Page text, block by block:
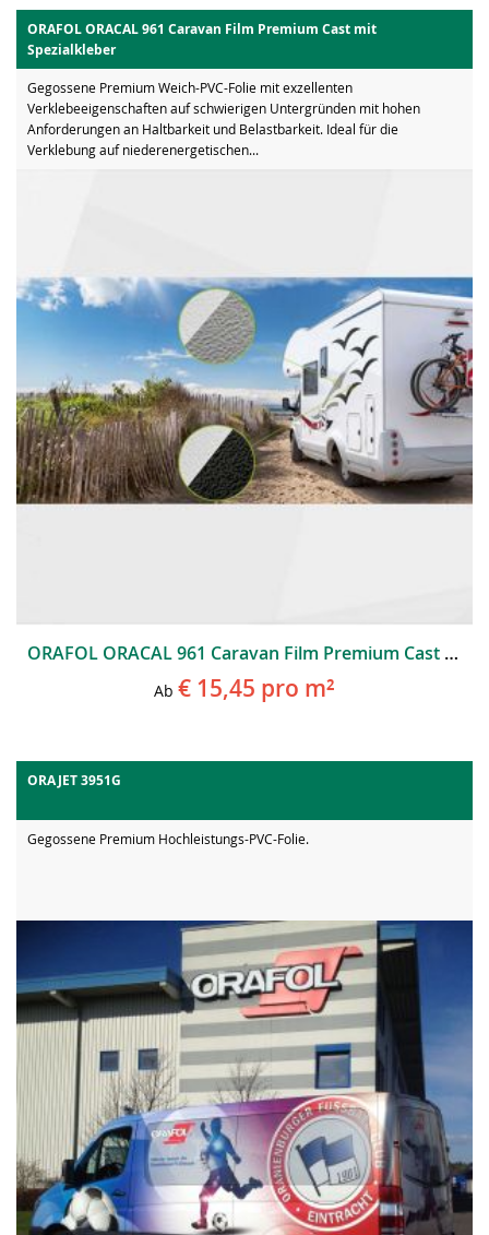
ORAFOL ORACAL 961 Caravan Film Premium Cast mit
Spezialkleber
Gegossene Premium Weich-PVC-Folie mit exzellenten
Verklebeeigenschaften auf schwierigen Untergründen mit hohen
Anforderungen an Haltbarkeit und Belastbarkeit. Ideal für die
Verklebung auf niederenergetischen...
ORAFOL ORACAL 961 Caravan Film Premium Cast Mit Spezialkleber
Ab € 15,45 pro m²
ORAJET 3951G
Gegossene Premium Hochleistungs-PVC-Folie.